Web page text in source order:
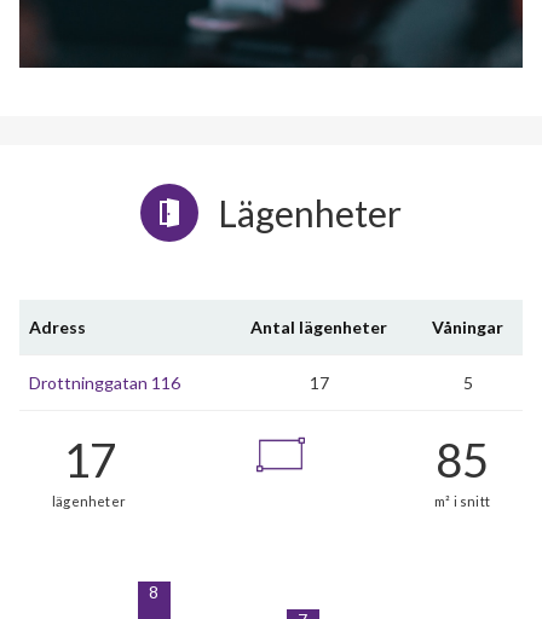
Lägenheter
Adress Antal lägenheter Våningar
Drottninggatan 116 17 5
8